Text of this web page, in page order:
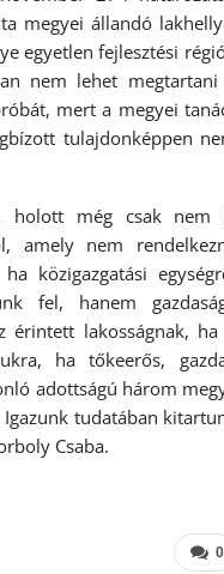
megyei állandó
egyetlen fejlesztési
nem lehet
mert a megyei
tulajdonképpen
holott még csak nem
amely nem
közigazgatási
fel, hanem
érintett lakosságnak,
ha tőkeerős,
adottságú három
tudatában
Csaba.
0